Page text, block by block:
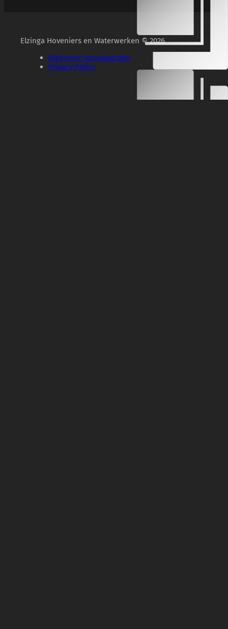
Elzinga Hoveniers en Waterwerken © 2026
Algemene voorwaarden
Privacy Policy